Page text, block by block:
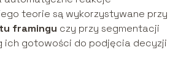
teorie są wykorzystywane przy
framingu czy przy segmentacji
ich gotowości do podjęcia decyzji